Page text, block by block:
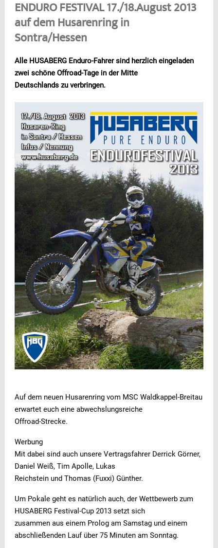
ENDURO FESTIVAL 17./18.August 2013
auf dem Husarenring in
Sontra/Hessen
Alle HUSABERG Enduro-Fahrer sind herzlich eingeladen
zwei schöne Offroad-Tage in der Mitte
Deutschlands zu verbringen.
Auf dem neuen Husarenring vom MSC Waldkappel-Breitau
erwartet euch eine abwechslungsreiche
Offroad-Strecke.
Werbung
Mit dabei sind auch unsere Vertragsfahrer Derrick Görner,
Daniel Weiß, Tim Apolle, Lukas
Reichstein und Thomas (Fuxxi) Günther.
Um Pokale geht es natürlich auch, der Wettbewerb zum
HUSABERG Festival-Cup 2013 setzt sich
zusammen aus einem Prolog am Samstag und einem
abschließenden Lauf über 75 Minuten am Sonntag.